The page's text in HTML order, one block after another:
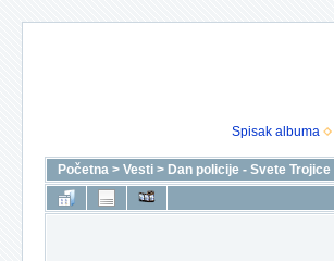
Spisak albuma
Početna > Vesti > Dan policije - Svete Trojice